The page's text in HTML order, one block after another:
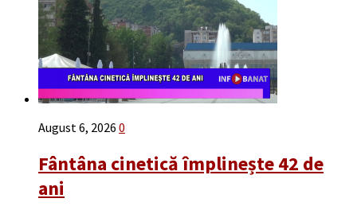
August 6, 2026 0
Fântâna cinetică împlinește 42 de
ani